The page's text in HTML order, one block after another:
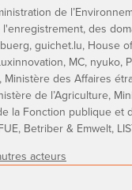
de
des
guichet.lu, House
MC, nyuko,
Ministère des Affaires
de l’Agriculture,
la Fonction publique et
Betriber & Emwelt,
acteurs